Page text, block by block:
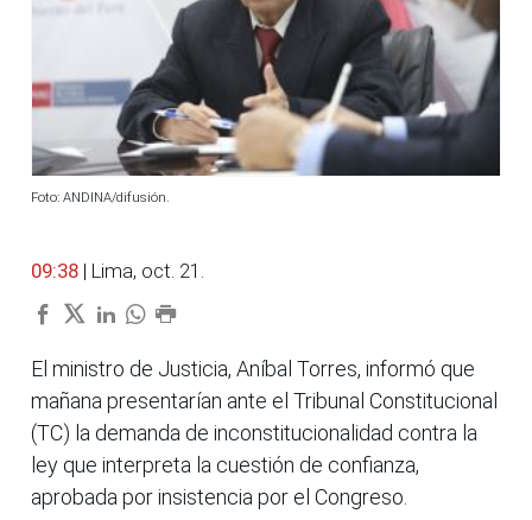
Foto: ANDINA/difusión.
09:38 | Lima, oct. 21.
El ministro de Justicia, Aníbal Torres, informó que
mañana presentarían ante el Tribunal Constitucional
(TC) la demanda de inconstitucionalidad contra la
ley que interpreta la cuestión de confianza,
aprobada por insistencia por el Congreso.